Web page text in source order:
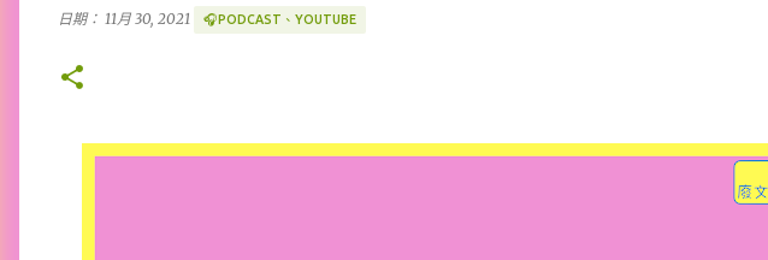
日期： 11月 30, 2021 🎧PODCAST、YOUTUBE